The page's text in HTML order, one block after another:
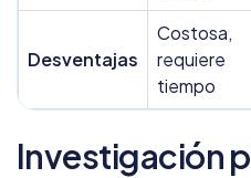
Desventajas
Costosa,
requiere
tiempo
Investigación